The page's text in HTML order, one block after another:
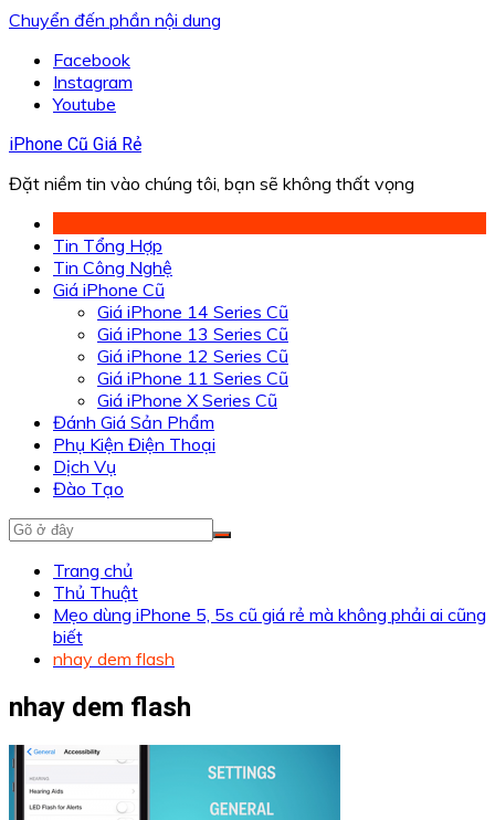
Chuyển đến phần nội dung
Facebook
Instagram
Youtube
iPhone Cũ Giá Rẻ
Đặt niềm tin vào chúng tôi, bạn sẽ không thất vọng
Tin Tổng Hợp
Tin Công Nghệ
Giá iPhone Cũ
Giá iPhone 14 Series Cũ
Giá iPhone 13 Series Cũ
Giá iPhone 12 Series Cũ
Giá iPhone 11 Series Cũ
Giá iPhone X Series Cũ
Đánh Giá Sản Phẩm
Phụ Kiện Điện Thoại
Dịch Vụ
Đào Tạo
Trang chủ
Thủ Thuật
Mẹo dùng iPhone 5, 5s cũ giá rẻ mà không phải ai cũng
biết
nhay dem flash
nhay dem flash